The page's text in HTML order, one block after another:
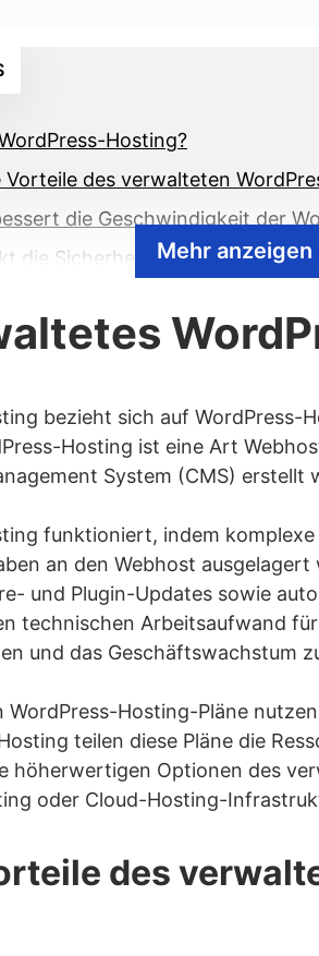
Hosting?
Vorteile des verwalteten
die Geschwindigkeit der
die Sicherheit der WordPress-
professionellen WordPress-
die Entwicklung mit lokaler
Nachteile des verwalteten
die Erschwinglichkeit des
die Kontrolle über die
die Kompatibilität
Hosting vs. Shared Hosting:
verwaltetem WordPress-
Mehr anzeigen
bezieht sich auf WordPress-
Hosting ist eine Art
System (CMS) erstellt
funktioniert, indem
an den Webhost
und Plugin-Updates sowie
technischen Arbeitsaufwand
und das Geschäftswachstum
Hosting-Pläne
teilen diese Pläne die
höherwertigen Optionen des
oder Cloud-Hosting-
des